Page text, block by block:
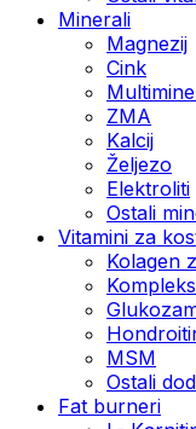
Minerali
Magnezij
Cink
ZMA
Kalcij
Željezo
Elektroliti
Ostali
Vitamini za
Kolagen
MSM
Ostali
Fat burneri